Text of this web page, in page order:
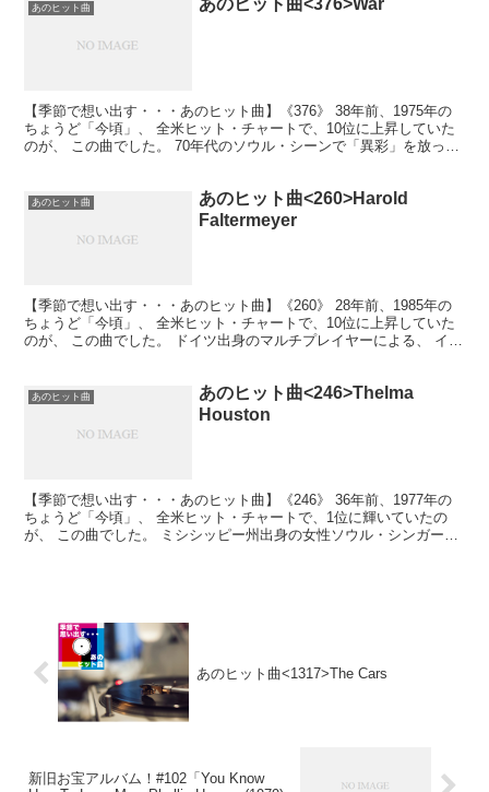
あのヒット曲 あのヒット曲<376>War
【季節で想い出す・・・あのヒット曲】《376》 38年前、1975年の
ちょうど「今頃」、 全米ヒット・チャートで、10位に上昇していた
のが、 この曲でした。 70年代のソウル・シーンで「異彩」を放って
あのヒット曲
あのヒット曲<260>Harold
Faltermeyer
【季節で想い出す・・・あのヒット曲】《260》 28年前、1985年の
ちょうど「今頃」、 全米ヒット・チャートで、10位に上昇していた
のが、 この曲でした。 ドイツ出身のマルチプレイヤーによる、 イン
あのヒット曲
あのヒット曲<246>Thelma
Houston
【季節で想い出す・・・あのヒット曲】《246》 36年前、1977年の
ちょうど「今頃」、 全米ヒット・チャートで、1位に輝いていたの
が、 この曲でした。 ミシシッピー州出身の女性ソウル・シンガー、
あのヒット曲<1317>The Cars
新旧お宝アルバム！#102「You Know